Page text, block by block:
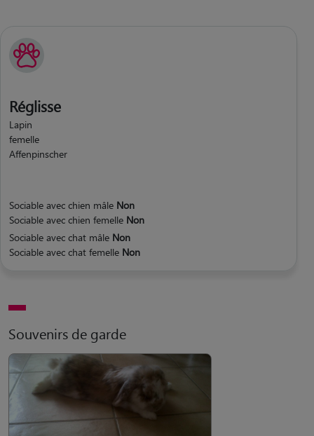
Réglisse
Lapin
femelle
Affenpinscher
Sociable avec chien mâle Non
Sociable avec chien femelle Non
Sociable avec chat mâle Non
Sociable avec chat femelle Non
Souvenirs de garde